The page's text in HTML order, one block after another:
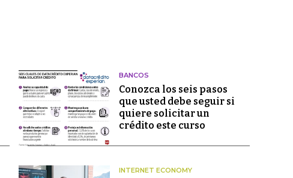
BANCOS
Conozca los seis pasos
que usted debe seguir si
quiere solicitar un
crédito este curso
INTERNET ECONOMY